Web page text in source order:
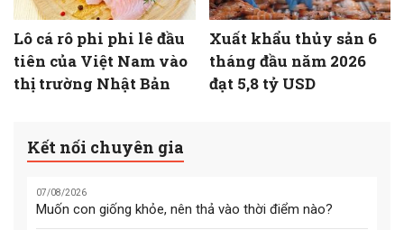
Lô cá rô phi phi lê đầu
tiên của Việt Nam vào
thị trường Nhật Bản
Xuất khẩu thủy sản 6
tháng đầu năm 2026
đạt 5,8 tỷ USD
Kết nối chuyên gia
07/08/2026
Muốn con giống khỏe, nên thả vào thời điểm nào?